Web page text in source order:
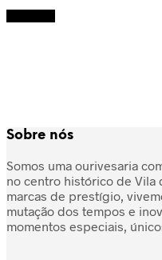
Sobre nós
Somos uma ourivesaria
no centro histórico de Vila
marcas de prestígio,
mutação dos tempos e
momentos especiais,